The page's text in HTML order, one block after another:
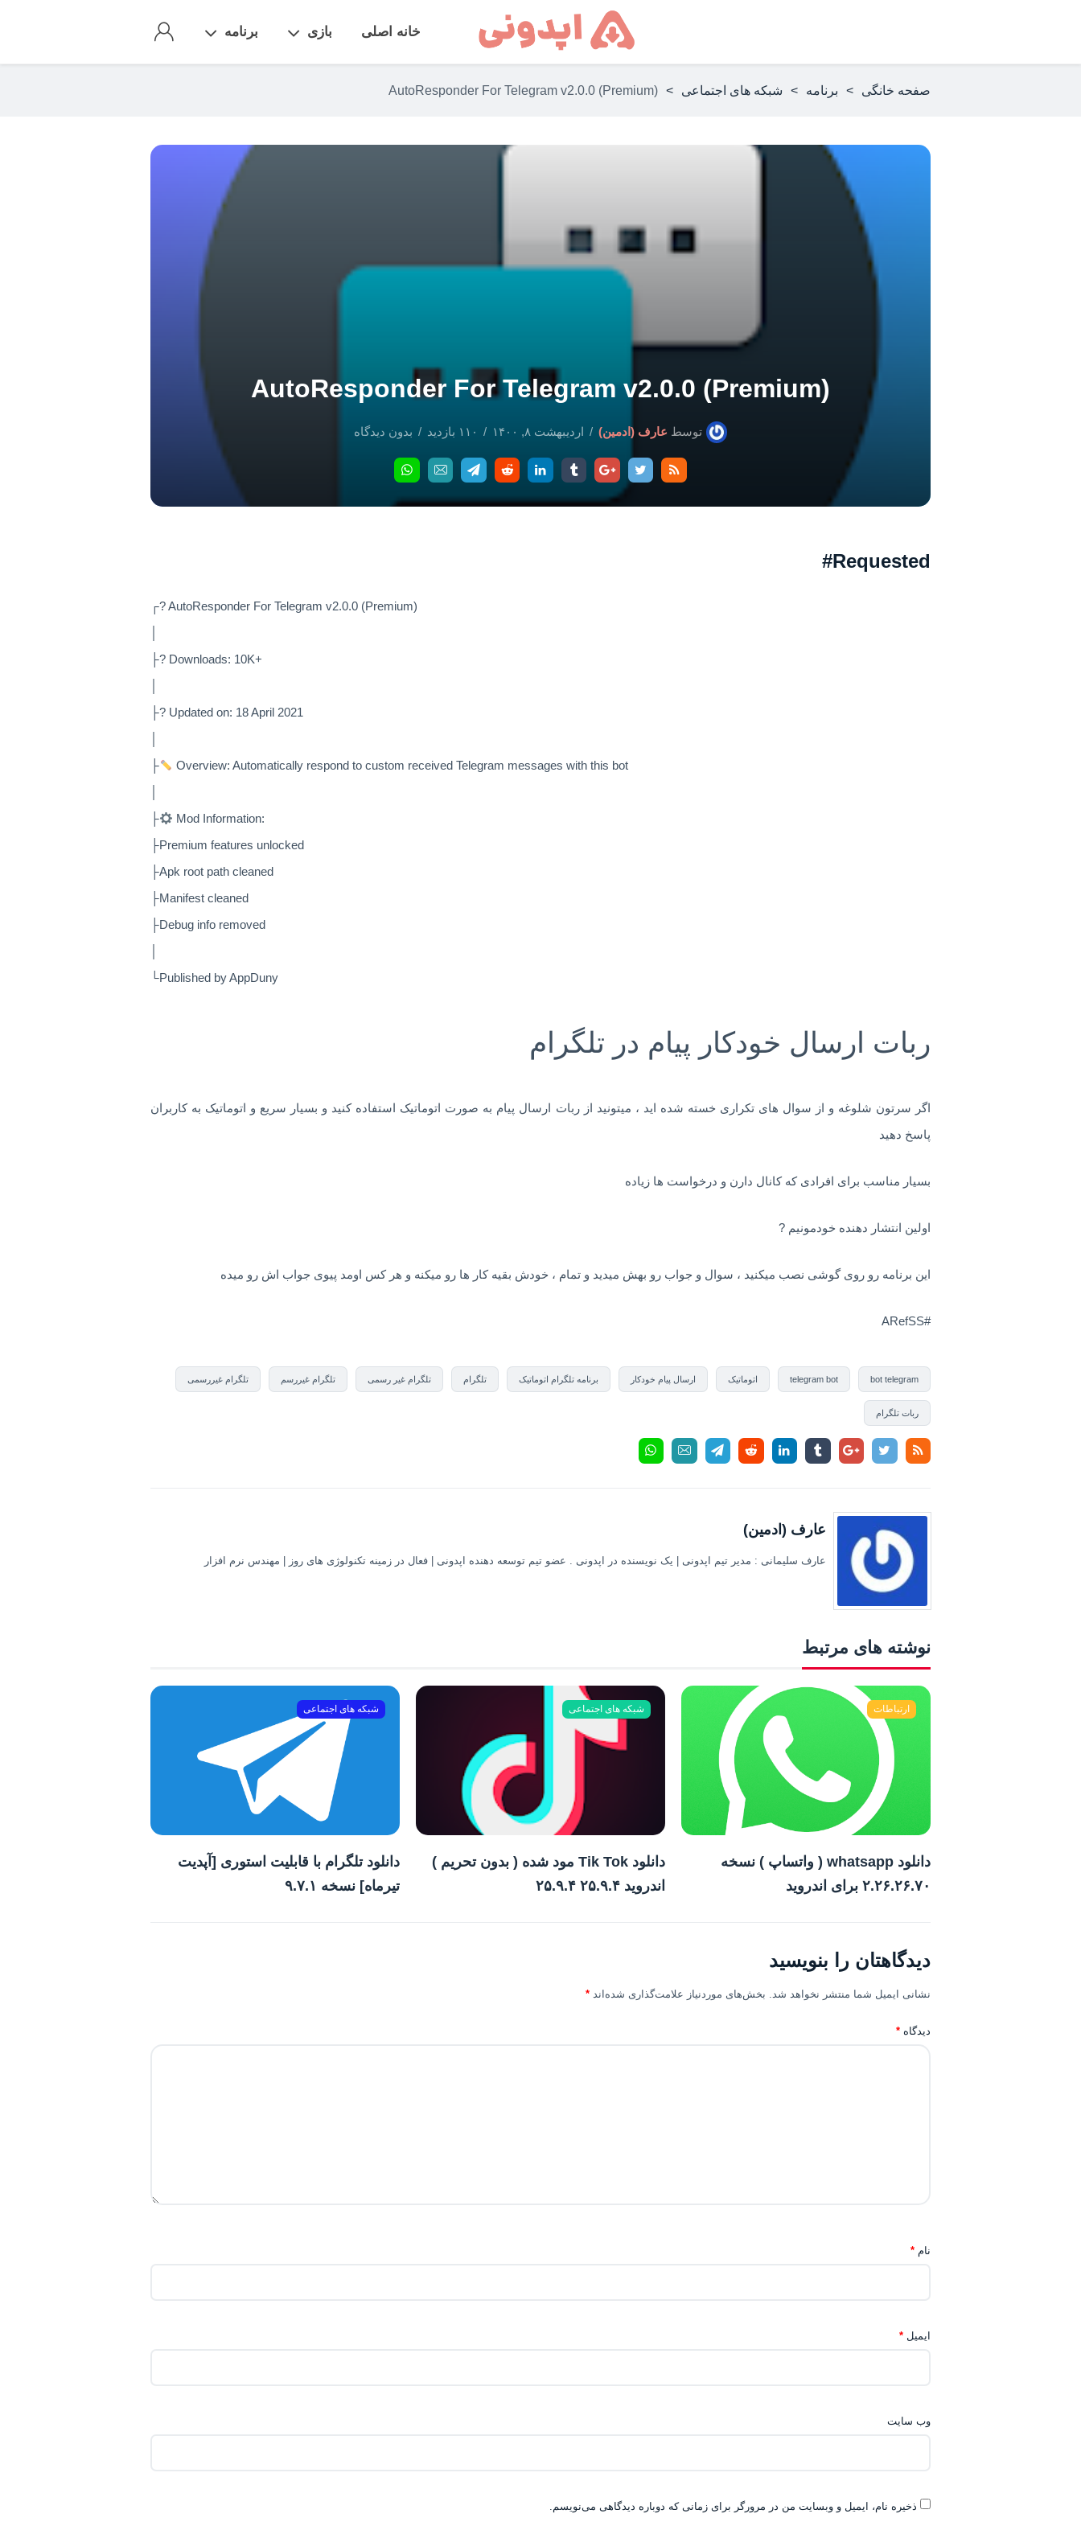
خانه اصلی بازی برنامه
صفحه خانگی > برنامه > شبکه های اجتماعی >
AutoResponder For Telegram v2.0.0 (Premium)
AutoResponder For Telegram v2.0.0 (Premium)
توسط عارف (ادمین) اردیبهشت ۸, ۱۴۰۰ ۱۱۰ بازدید بدون دیدگاه
Requested#
┌? AutoResponder For Telegram v2.0.0 (Premium)
├? Downloads: 10K+
├? Updated on: 18 April 2021
├
Overview: Automatically respond to custom received Telegram messages with this bot
├
Mod Information:
├Premium features unlocked
├Apk root path cleaned
├Manifest cleaned
├Debug info removed
└Published by AppDuny
ربات ارسال خودکار پیام در تلگرام
اگر سرتون شلوغه و از سوال های تکراری خسته شده اید ، میتونید از ربات ارسال پیام به صورت اتوماتیک استفاده کنید و بسیار سریع و اتوماتیک به کاربران
پاسخ دهید
بسیار مناسب برای افرادی که کانال دارن و درخواست ها زیاده
اولین انتشار دهنده خودمونیم ?
این برنامه رو روی گوشی نصب میکنید ، سوال و جواب رو بهش میدید و تمام ، خودش بقیه کار ها رو میکنه و هر کس اومد پیوی جواب اش رو میده
#ARefSS
bot telegram
telegram bot اتوماتیک ارسال پیام خودکار برنامه تلگرام اتوماتیک تلگرام تلگرام غیر رسمی تلگرام غیررسم تلگرام غیررسمی
ربات تلگرام
عارف (ادمین)
عارف سلیمانی : مدیر تیم اپدونی | یک نویسنده در اپدونی . عضو تیم توسعه دهنده اپدونی | فعال در زمینه تکنولوژی های روز | مهندس نرم افزار
نوشته های مرتبط
ارتباطات
دانلود whatsapp ( واتساپ ) نسخه
۲.۲۶.۲۶.۷۰ برای اندروید
شبکه های اجتماعی
دانلود Tik Tok مود شده ( بدون تحریم )
اندروید ۲۵.۹.۴ ۲۵.۹.۴
شبکه های اجتماعی
دانلود تلگرام با قابلیت استوری [آپدیت
تیرماه] نسخه ۹.۷.۱
دیدگاهتان را بنویسید
نشانی ایمیل شما منتشر نخواهد شد. بخش‌های موردنیاز علامت‌گذاری شده‌اند *
دیدگاه *
نام *
ایمیل *
وب‌ سایت
ذخیره نام، ایمیل و وبسایت من در مرورگر برای زمانی که دوباره دیدگاهی می‌نویسم.